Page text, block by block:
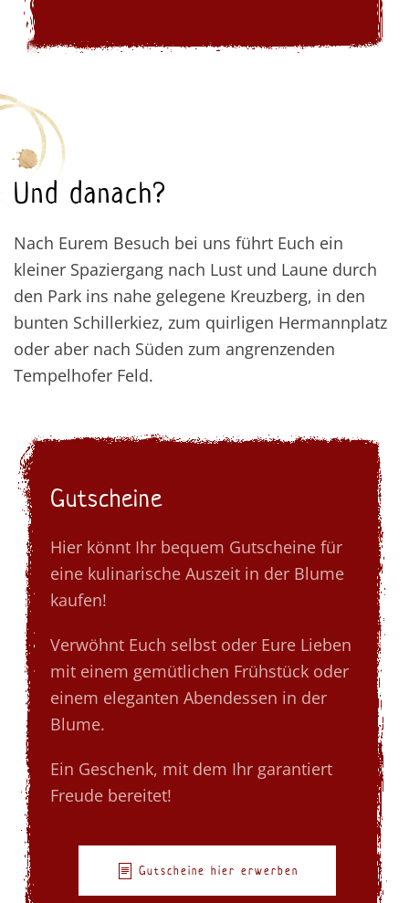
Und danach?
Nach Eurem Besuch bei uns führt Euch ein
kleiner Spaziergang nach Lust und Laune durch
den Park ins nahe gelegene Kreuzberg, in den
bunten Schillerkiez, zum quirligen Hermannplatz
oder aber nach Süden zum angrenzenden
Tempelhofer Feld.
Gutscheine
Hier könnt Ihr bequem Gutscheine für
eine kulinarische Auszeit in der Blume
kaufen!
Verwöhnt Euch selbst oder Eure Lieben
mit einem gemütlichen Frühstück oder
einem eleganten Abendessen in der
Blume.
Ein Geschenk, mit dem Ihr garantiert
Freude bereitet!
Gutscheine hier erwerben